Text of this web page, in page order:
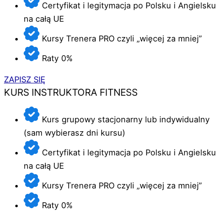
Certyfikat i legitymacja po Polsku i Angielsku
na całą UE
Kursy Trenera PRO czyli „więcej za mniej”
Raty 0%
ZAPISZ SIĘ
KURS INSTRUKTORA FITNESS
Kurs grupowy stacjonarny lub indywidualny
(sam wybierasz dni kursu)
Certyfikat i legitymacja po Polsku i Angielsku
na całą UE
Kursy Trenera PRO czyli „więcej za mniej”
Raty 0%